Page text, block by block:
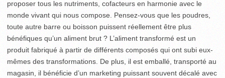
proposer tous les nutriments, cofacteurs en harmonie avec le
monde vivant qui nous compose. Pensez-vous que les poudres,
toute autre barre ou boisson puissent réellement être plus
bénéfiques qu’un aliment brut ? L’aliment transformé est un
produit fabriqué à partir de différents composés qui ont subi eux-
mêmes des transformations. De plus, il est emballé, transporté au
magasin, il bénéficie d’un marketing puissant souvent décalé avec